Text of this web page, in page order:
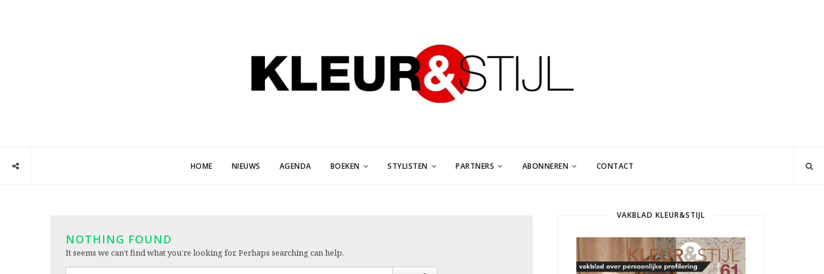
HOME NIEUWS AGENDA BOEKEN STYLISTEN PARTNERS ABONNEREN CONTACT
NOTHING FOUND
It seems we can’t find what you’re looking for. Perhaps searching can help.
VAKBLAD KLEUR&STIJL